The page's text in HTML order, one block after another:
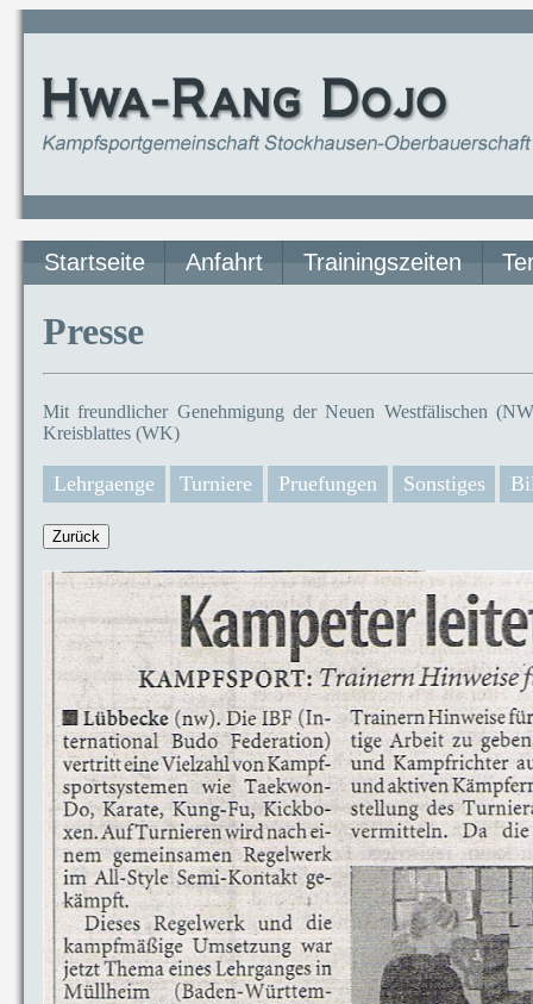
Startseite Anfahrt Trainingszeiten
Presse
Mit freundlicher Genehmigung der Neuen Westfälischen
Kreisblattes (WK)
Lehrgaenge Turniere Pruefungen Sonstiges